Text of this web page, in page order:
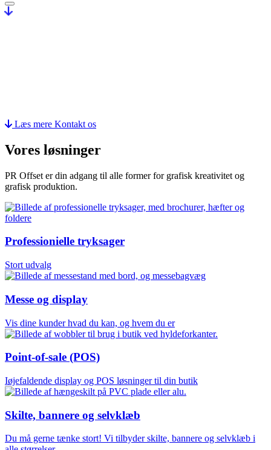
Læs mere Kontakt os
Vores løsninger
PR Offset er din adgang til alle former for grafisk kreativitet og
grafisk produktion.
Professionielle tryksager
Stort udvalg
Messe og display
Vis dine kunder hvad du kan, og hvem du er
Point-of-sale (POS)
Iøjefaldende display og POS løsninger til din butik
Skilte, bannere og selvklæb
Du må gerne tænke stort! Vi tilbyder skilte, bannere og selvklæb i